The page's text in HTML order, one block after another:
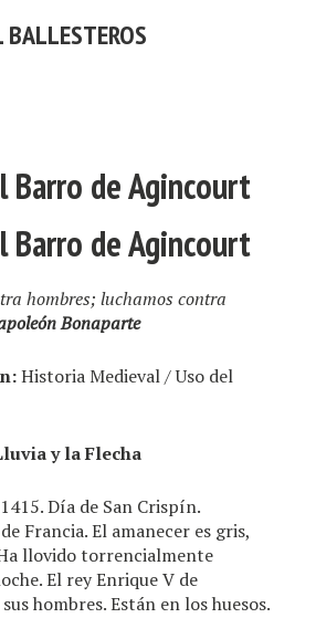
BALLESTEROS
Barro de Agincourt
Barro de Agincourt
hombres; luchamos contra
Bonaparte
Historia Medieval / Uso del
y la Flecha
Día de San Crispín.
Francia. El amanecer es gris,
llovido torrencialmente
El rey Enrique V de
hombres. Están en los huesos.